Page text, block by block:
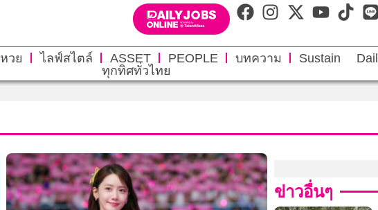
หวย ไลฟ์สไตล์ ASSET PEOPLE บทความ Sustain
ทุกทิศทั่วไทย
ข่าวอื่นๆ